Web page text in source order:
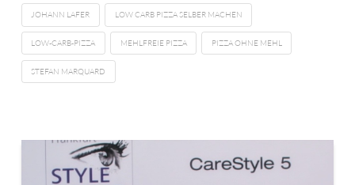
JOHANN LAFER LOW CARB PIZZA SELBER MACHEN
LOW-CARB-PIZZA MEHLFREIE PIZZA PIZZA OHNE MEHL
STEFAN MARQUARD